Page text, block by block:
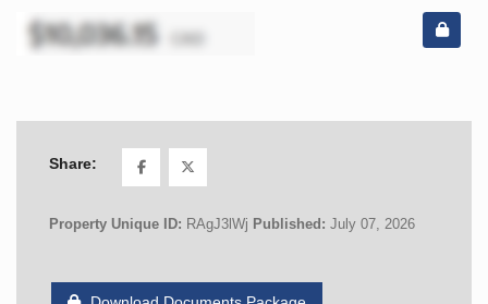
Share:
Property Unique ID: RAgJ3lWj Published: July 07, 2026